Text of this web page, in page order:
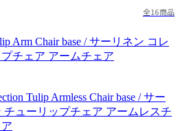
全16商品
Arm Chair base / サーリネン コレ
チェア アームチェア